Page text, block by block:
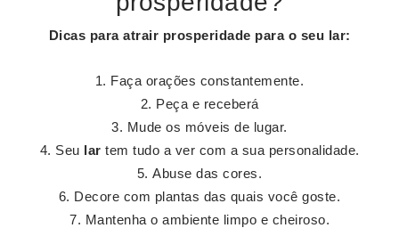
Dicas para atrair prosperidade para o seu lar:
Faça orações constantemente.
Peça e receberá
Mude os móveis de lugar.
Seu lar tem tudo a ver com a sua personalidade.
Abuse das cores.
Decore com plantas das quais você goste.
Mantenha o ambiente limpo e cheiroso.